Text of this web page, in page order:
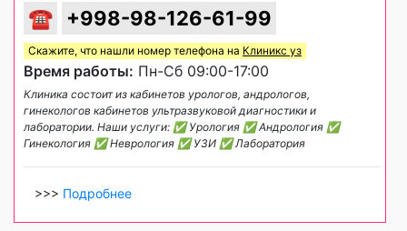
☎ +998-98-126-61-99
Скажите, что нашли номер телефона на Клиникс уз
Время работы: Пн-Сб 09:00-17:00
Клиника состоит из кабинетов урологов, андрологов,
гинекологов кабинетов ультразвуковой диагностики и
лаборатории. Наши услуги: ✅ Урология ✅ Андрология ✅
Гинекология ✅ Неврология ✅ УЗИ ✅ Лаборатория
>>> Подробнее